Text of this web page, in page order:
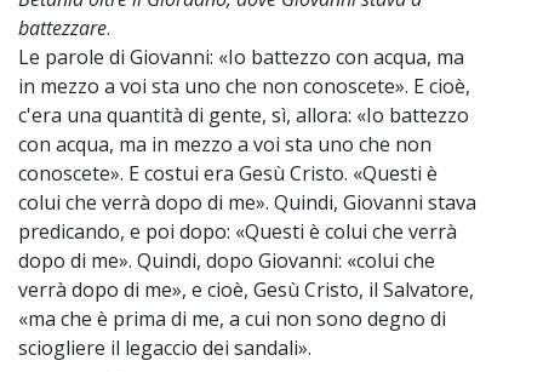
battezzare.
Le parole di Giovanni: «Io battezzo con acqua, ma
in mezzo a voi sta uno che non conoscete». E cioè,
c'era una quantità di gente, sì, allora: «Io battezzo
con acqua, ma in mezzo a voi sta uno che non
conoscete». E costui era Gesù Cristo. «Questi è
colui che verrà dopo di me». Quindi, Giovanni stava
predicando, e poi dopo: «Questi è colui che verrà
dopo di me». Quindi, dopo Giovanni: «colui che
verrà dopo di me», e cioè, Gesù Cristo, il Salvatore,
«ma che è prima di me, a cui non sono degno di
sciogliere il legaccio dei sandali».